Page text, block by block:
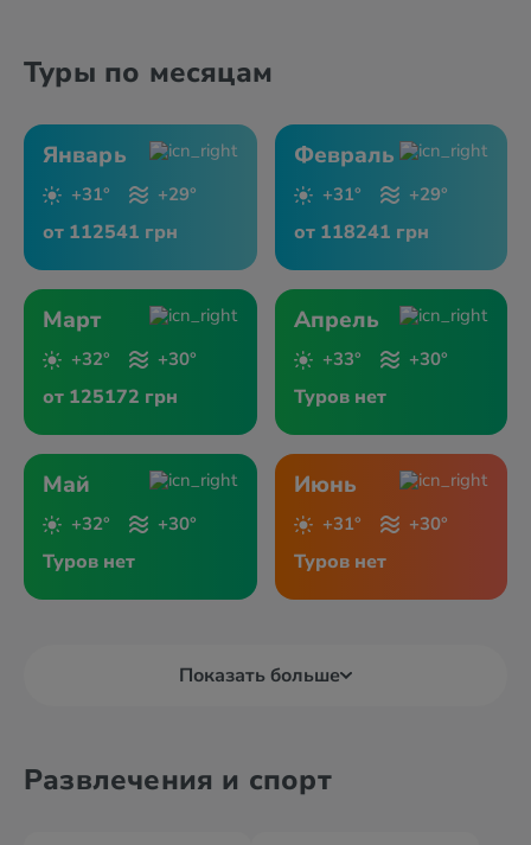
Туры по месяцам
Январь
+31° +29°
от 112541 грн
Февраль
+31° +29°
от 118241 грн
Март
+32° +30°
от 125172 грн
Апрель
+33° +30°
Туров нет
Май
+32° +30°
Туров нет
Июнь
+31° +30°
Туров нет
Показать больше
Развлечения и спорт